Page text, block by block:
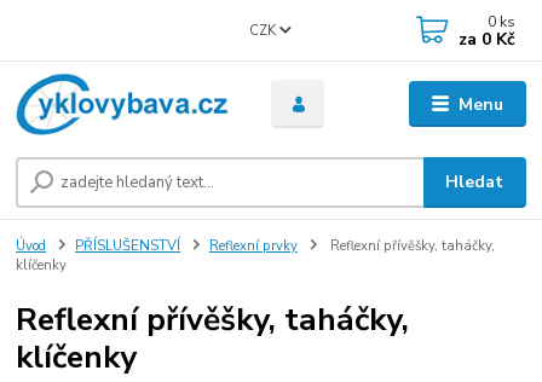
Menu
CZK
Hledat
0 ks
za 0 Kč
Úvod PŘÍSLUŠENSTVÍ Reflexní prvky
Reflexní přívěšky, taháčky,
klíčenky
Reflexní přívěšky, taháčky,
klíčenky